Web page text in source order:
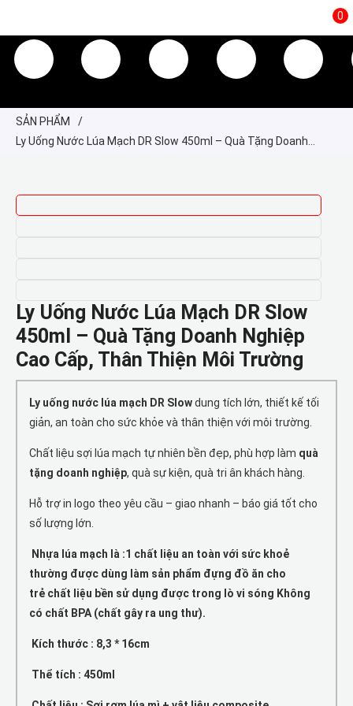
0
SẢN PHẨM
/
Ly Uống Nước Lúa Mạch DR Slow 450ml – Quà Tặng Doanh
Ly Uống Nước Lúa Mạch DR Slow
450ml – Quà Tặng Doanh Nghiệp
Cao Cấp, Thân Thiện Môi Trường
Ly uống nước lúa mạch DR Slowdung tích lớn, thiết kế tối
giản, an toàn cho sức khỏe và thân thiện với môi trường.
Chất liệu sợi lúa mạch tự nhiên bền đẹp, phù hợp làm quà
tặng doanh nghiệp, quà sự kiện, quà tri ân khách hàng.
Hỗ trợ in logo theo yêu cầu – giao nhanh – báo giá tốt cho
số lượng lớn.
Nhựa lúa mạch là :1 chất liệu an toàn với sức khoẻ
thường được dùng làm sản phẩm đựng đồ ăn cho
trẻ chất liệu bền sử dụng được trong lò vi sóng Không
có chất BPA (chất gây ra ung thư).
Kích thước : 8,3 * 16cm
Thể tích : 450ml